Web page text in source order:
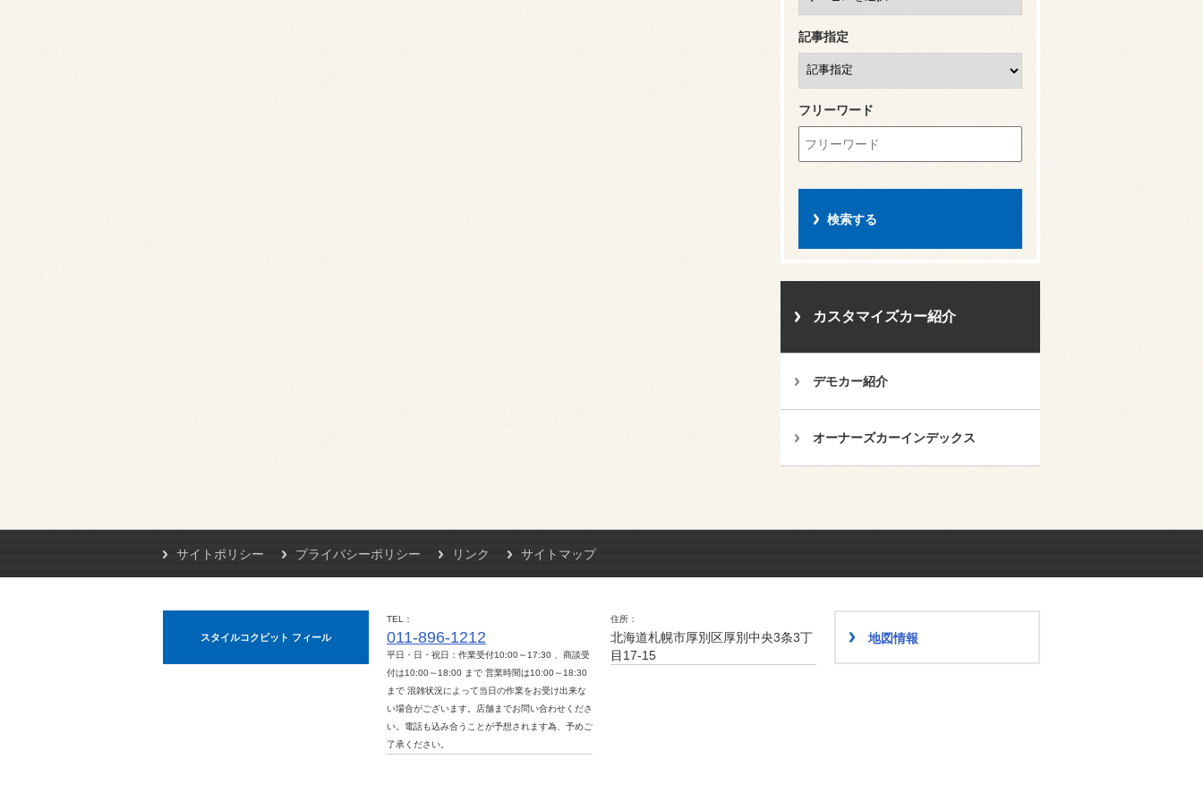
記事指定
フリーワード
カスタマイズカー紹介
デモカー紹介
オーナーズカーインデックス
サイトポリシー プライバシーポリシー リンク サイトマップ
スタイルコクピット フィール
TEL
011-896-1212
平日・日・祝日：作業受付10:00～17:30 、商談受
付は10:00～18:00 まで 営業時間は10:00～18:30
まで 混雑状況によって当日の作業をお受け出来な
い場合がございます。店舗までお問い合わせくださ
い。電話も込み合うことが予想されます為、予めご
了承ください。
住所
北海道札幌市厚別区厚別中央3条3丁
目17-15
地図情報